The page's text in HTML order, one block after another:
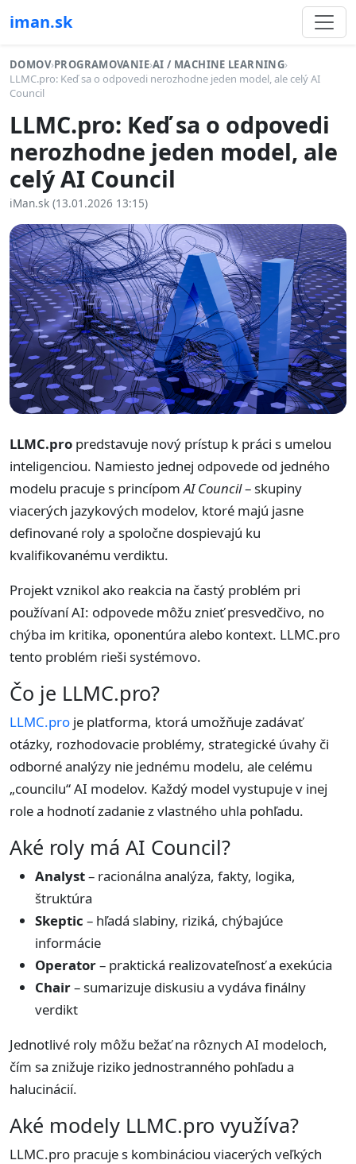
iman.sk
DOMOV›PROGRAMOVANIE›AI / MACHINE LEARNING›
LLMC.pro: Keď sa o odpovedi nerozhodne jeden model, ale celý AI
Council
LLMC.pro: Keď sa o odpovedi
nerozhodne jeden model, ale
celý AI Council
iMan.sk (13.01.2026 13:15)
LLMC.pro predstavuje nový prístup k práci s umelou
inteligenciou. Namiesto jednej odpovede od jedného
modelu pracuje s princípomAI Council– skupiny
viacerých jazykových modelov, ktoré majú jasne
definované roly a spoločne dospievajú ku
kvalifikovanému verdiktu.
Projekt vznikol ako reakcia na častý problém pri
používaní AI: odpovede môžu znieť presvedčivo, no
chýba im kritika, oponentúra alebo kontext. LLMC.pro
tento problém rieši systémovo.
Čo je LLMC.pro?
LLMC.pro je platforma, ktorá umožňuje zadávať
otázky, rozhodovacie problémy, strategické úvahy či
odborné analýzy nie jednému modelu, ale celému
„councilu“ AI modelov. Každý model vystupuje v inej
role a hodnotí zadanie z vlastného uhla pohľadu.
Aké roly má AI Council?
Analyst– racionálna analýza, fakty, logika,
štruktúra
Skeptic – hľadá slabiny, riziká, chýbajúce
informácie
Operator– praktická realizovateľnosť a exekúcia
Chair– sumarizuje diskusiu a vydáva finálny
verdikt
Jednotlivé roly môžu bežať na rôznych AI modeloch,
čím sa znižuje riziko jednostranného pohľadu a
halucinácií.
Aké modely LLMC.pro využíva?
LLMC.pro pracuje s kombináciou viacerých veľkých